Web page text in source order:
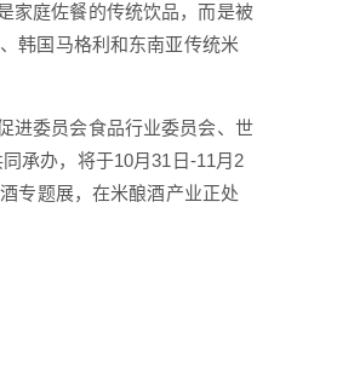
家庭佐餐的传统饮品，而是被
韩国马格利和东南亚传统米
委员会食品行业委员会、世
承办，将于10月31日-11月2
专题展，在米酿酒产业正处